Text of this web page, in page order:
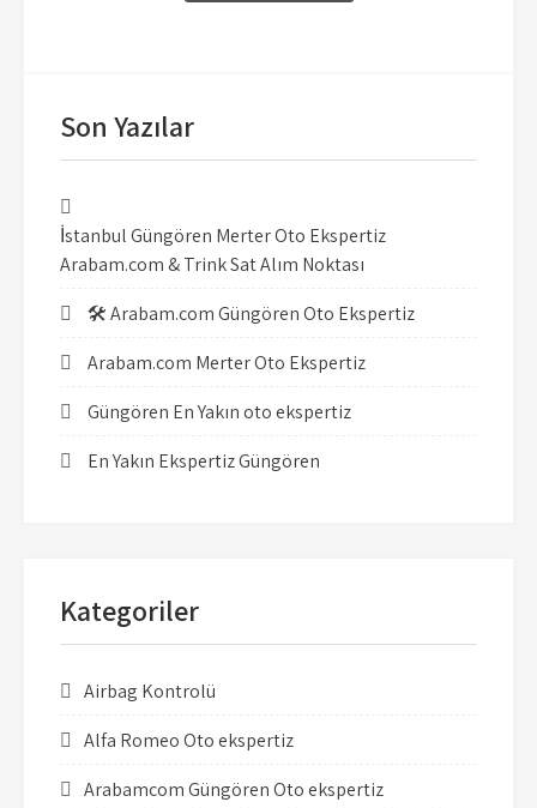
Son Yazılar
İstanbul Güngören Merter Oto Ekspertiz
Arabam.com & Trink Sat Alım Noktası
🛠️ Arabam.com Güngören Oto Ekspertiz
Arabam.com Merter Oto Ekspertiz
Güngören En Yakın oto ekspertiz
En Yakın Ekspertiz Güngören
Kategoriler
Airbag Kontrolü
Alfa Romeo Oto ekspertiz
Arabamcom Güngören Oto ekspertiz